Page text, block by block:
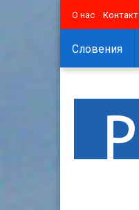
О нас Контакт
Словения